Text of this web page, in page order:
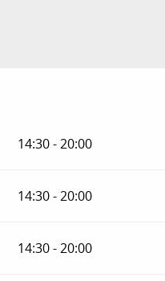
14:30 - 20:00
14:30 - 20:00
14:30 - 20:00